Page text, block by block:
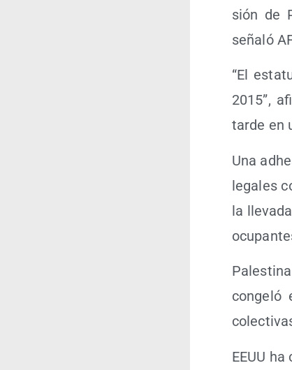
sión de
seña­ló
“El
2015”,
tar­de en
Una
lega­les
la
con­ge­ló
EEUU